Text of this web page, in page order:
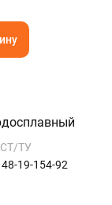
ТУ
19-154-92